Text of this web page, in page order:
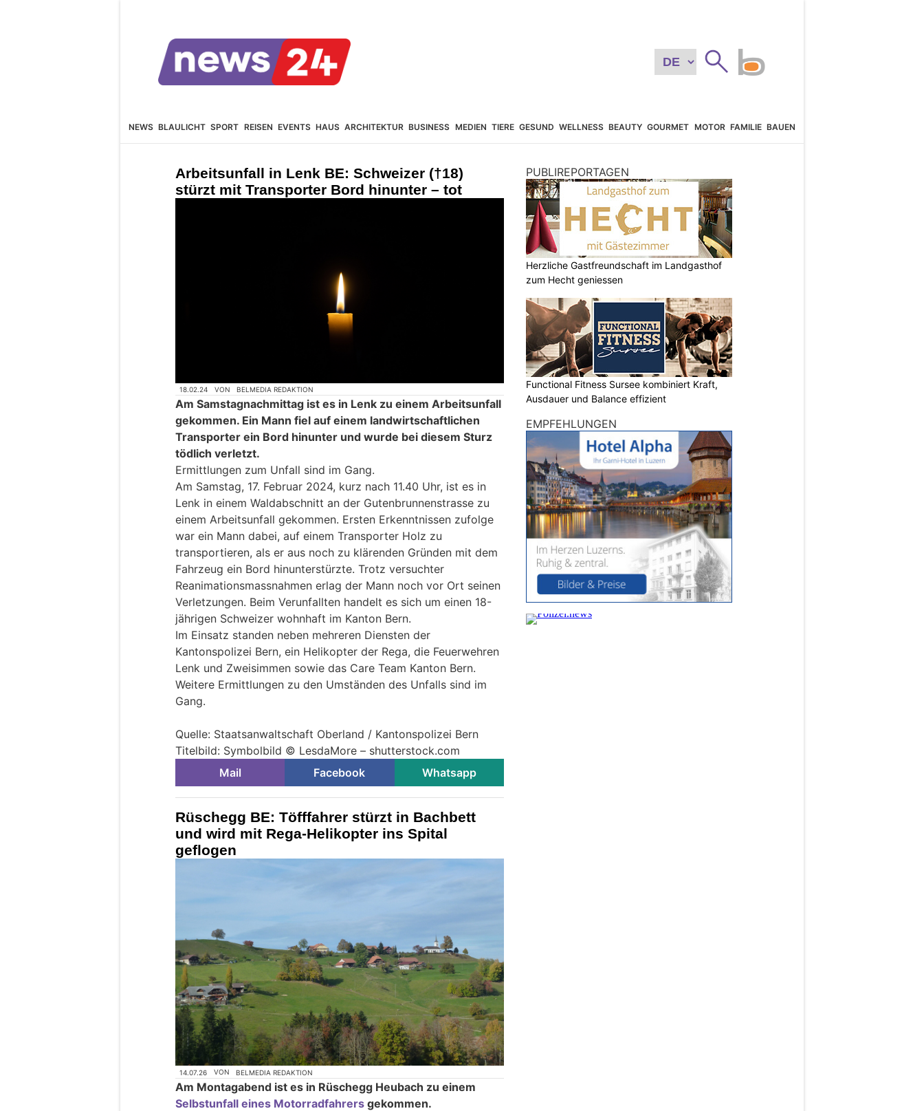
NEWS BLAULICHT SPORT REISEN EVENTS HAUS ARCHITEKTUR BUSINESS MEDIEN TIERE GESUND WELLNESS BEAUTY GOURMET MOTOR FAMILIE BAUEN
Arbeitsunfall in Lenk BE: Schweizer (†18)
stürzt mit Transporter Bord hinunter – tot
18.02.24 VON BELMEDIA REDAKTION
Am Samstagnachmittag ist es in Lenk zu einem Arbeitsunfall
gekommen. Ein Mann fiel auf einem landwirtschaftlichen
Transporter ein Bord hinunter und wurde bei diesem Sturz
tödlich verletzt.
Ermittlungen zum Unfall sind im Gang.
Am Samstag, 17. Februar 2024, kurz nach 11.40 Uhr, ist es in
Lenk in einem Waldabschnitt an der Gutenbrunnenstrasse zu
einem Arbeitsunfall gekommen. Ersten Erkenntnissen zufolge
war ein Mann dabei, auf einem Transporter Holz zu
transportieren, als er aus noch zu klärenden Gründen mit dem
Fahrzeug ein Bord hinunterstürzte. Trotz versuchter
Reanimationsmassnahmen erlag der Mann noch vor Ort seinen
Verletzungen. Beim Verunfallten handelt es sich um einen 18-
jährigen Schweizer wohnhaft im Kanton Bern.
Im Einsatz standen neben mehreren Diensten der
Kantonspolizei Bern, ein Helikopter der Rega, die Feuerwehren
Lenk und Zweisimmen sowie das Care Team Kanton Bern.
Weitere Ermittlungen zu den Umständen des Unfalls sind im
Gang.
Quelle: Staatsanwaltschaft Oberland / Kantonspolizei Bern
Titelbild: Symbolbild © LesdaMore – shutterstock.com
Mail
Facebook Whatsapp
Rüschegg BE: Töfffahrer stürzt in Bachbett
und wird mit Rega-Helikopter ins Spital
geflogen
14.07.26 VON BELMEDIA REDAKTION
Am Montagabend ist es in Rüschegg Heubach zu einem
Selbstunfall eines Motorradfahrers gekommen.
PUBLIREPORTAGEN
Herzliche Gastfreundschaft im Landgasthof
zum Hecht geniessen
Functional Fitness Sursee kombiniert Kraft,
Ausdauer und Balance effizient
EMPFEHLUNGEN